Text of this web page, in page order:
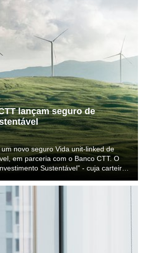
lançam seguro de
novo seguro Vida unit-linked de
em parceria com o Banco CTT. O
Sustentável” - cuja carteira
-, é ...